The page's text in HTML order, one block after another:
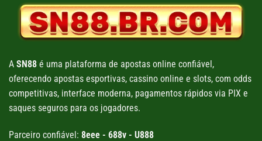
A SN88 é uma plataforma de apostas online confiável,
oferecendo apostas esportivas, cassino online e slots, com odds
competitivas, interface moderna, pagamentos rápidos via PIX e
saques seguros para os jogadores.
Parceiro confiável: 8eee - 688v - U888